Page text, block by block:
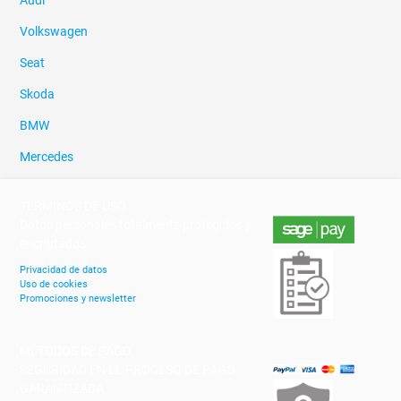
Volkswagen
Seat
Skoda
BMW
Mercedes
Privacidad de datos
Uso de cookies
Promociones y newsletter